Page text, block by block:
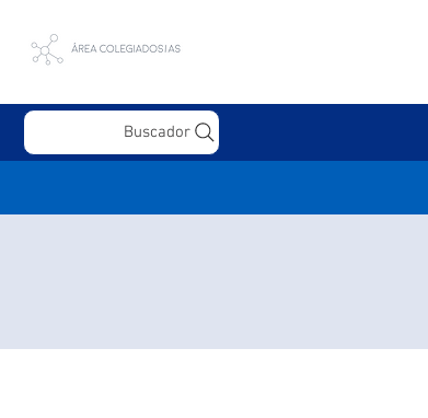
Buscador